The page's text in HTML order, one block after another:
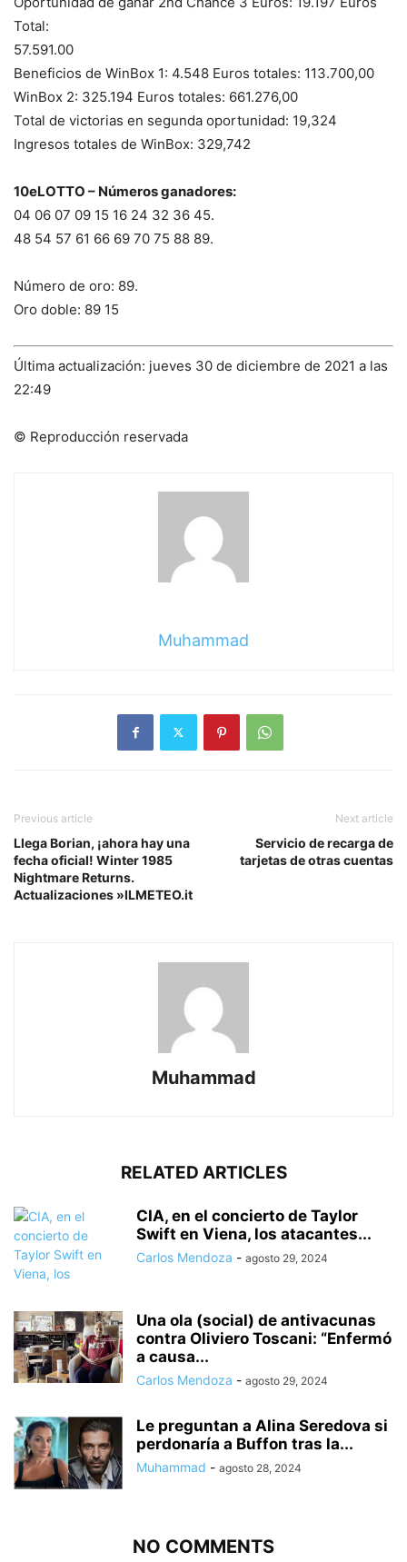
Total:
57.591.00
Beneficios de WinBox 1: 4.548 Euros totales: 113.700,00
WinBox 2: 325.194 Euros totales: 661.276,00
Total de victorias en segunda oportunidad: 19,324
Ingresos totales de WinBox: 329,742
10eLOTTO – Números ganadores:
04 06 07 09 15 16 24 32 36 45.
48 54 57 61 66 69 70 75 88 89.
Número de oro: 89.
Oro doble: 89 15
Última actualización: jueves 30 de diciembre de 2021 a las
22:49
© Reproducción reservada
Muhammad
Previous article
Llega Borian, ¡ahora hay una
fecha oficial! Winter 1985
Nightmare Returns.
Actualizaciones »ILMETEO.it
Next article
Servicio de recarga de
tarjetas de otras cuentas
Muhammad
RELATED ARTICLES
CIA, en el concierto de Taylor
Swift en Viena, los atacantes...
Carlos Mendoza - agosto 29, 2024
Una ola (social) de antivacunas
contra Oliviero Toscani: “Enfermó
a causa...
Carlos Mendoza - agosto 29, 2024
Le preguntan a Alina Seredova si
perdonaría a Buffon tras la...
Muhammad - agosto 28, 2024
NO COMMENTS